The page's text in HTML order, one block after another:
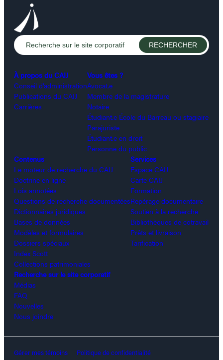
À propos du CAIJ
Conseil d’administration
Publications du CAIJ
Carrières
Vous êtes ?
Avocat.e
Membre de la magistrature
Notaire
Étudiant.e École du Barreau ou stagiaire
Parajuriste
Étudiant.e en droit
Personne du public
Contenus
Le moteur de recherche du CAIJ
Doctrine en ligne
Lois annotées
Questions de recherche documentées
Dictionnaires juridiques
Bases de données
Modèles et formulaires
Dossiers spéciaux
Index Scott
Collections patrimoniales
Services
Espace CAIJ
Carte CAIJ
Formation
Repérage documentaire
Soutien à la recherche
Bibliothèques de cotravail
Prêts et livraison
Tarification
Recherche sur le site corporatif
Médias
FAQ
Nouvelles
Nous joindre
Gérer mes témoins
Politique de confidentialité